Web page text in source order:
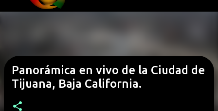
Panorámica en vivo de la Ciudad de
Tijuana, Baja California.